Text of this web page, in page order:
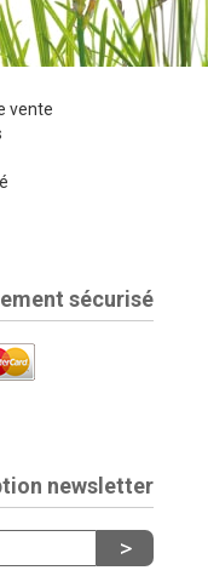
vente
sécurisé
newsletter